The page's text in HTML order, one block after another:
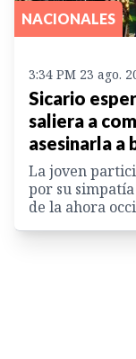
NACIONALES
3:34 PM 23 ago.
Sicario
saliera a
asesinarla a
La joven
por su
de la ahora